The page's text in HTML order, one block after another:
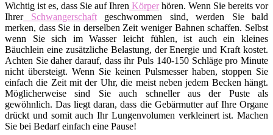
Wichtig ist es, dass Sie auf Ihren Körperhören. Wenn Sie bereits vor
IhrerSchwangerschaftgeschwommen sind, werden Sie bald
merken, dass Sie in derselben Zeit weniger Bahnen schaffen. Selbst
wenn Sie sich im Wasser leicht fühlen, ist auch ein kleines
Bäuchlein eine zusätzliche Belastung, der Energie und Kraft kostet.
Achten Sie daher darauf, dass ihr Puls 140-150 Schläge pro Minute
nicht übersteigt. Wenn Sie keinen Pulsmesser haben, stoppen Sie
einfach die Zeit mit der Uhr, die meist neben jedem Becken hängt.
Möglicherweise sind Sie auch schneller aus der Puste als
gewöhnlich. Das liegt daran, dass die Gebärmutter auf Ihre Organe
drückt und somit auch Ihr Lungenvolumen verkleinert ist. Machen
Sie bei Bedarf einfach eine Pause!